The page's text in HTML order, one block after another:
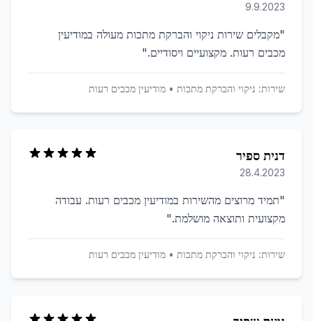
9.9.2023
"מקבלים שירות ניקוי והברקת מתכות מעולה במודיעין
מכבים רעות. מקצועיים ויסודיים."
שירות: ניקוי והברקת מתכות • מודיעין מכבים רעות
דנית ספיר
28.4.2023
"תמיד מרוצים מהשירות במודיעין מכבים רעות. עבודה
מקצועית ותוצאה מושלמת."
שירות: ניקוי והברקת מתכות • מודיעין מכבים רעות